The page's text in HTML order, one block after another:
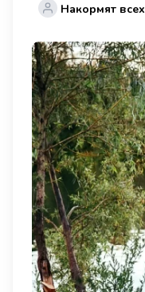
Накормят всех